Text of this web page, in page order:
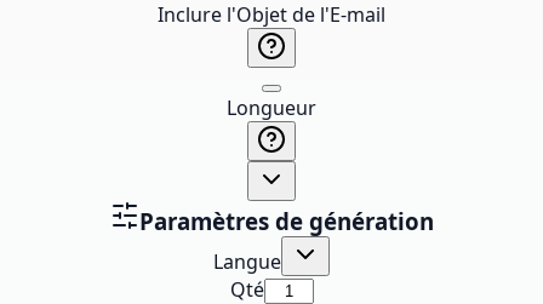
Inclure l'Objet de l'E-mail
Longueur
Paramètres de génération
Langue
Qté